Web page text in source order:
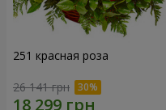
251 красная роза
26 141 грн